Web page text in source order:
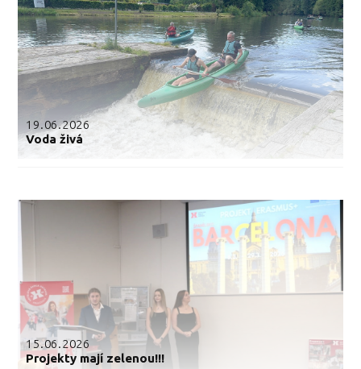
19.06.2026
Voda živá
15.06.2026
Projekty mají zelenou!!!